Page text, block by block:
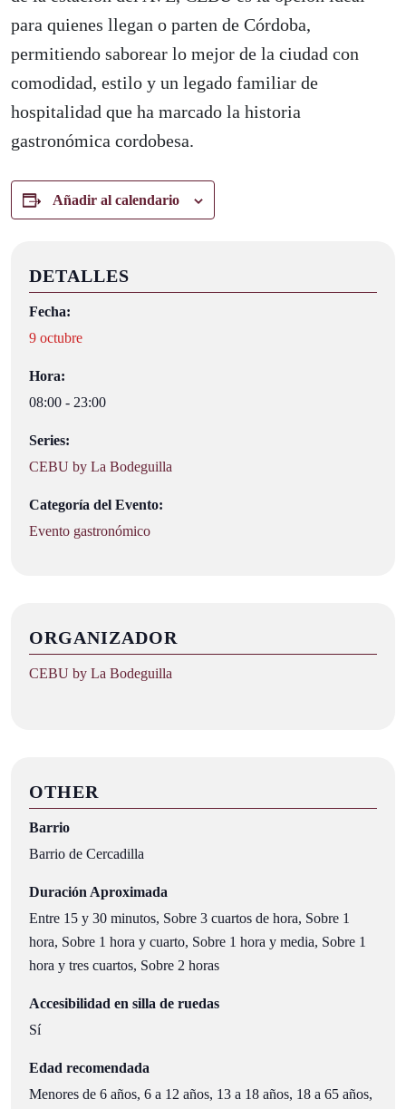
para quienes llegan o parten de Córdoba,
permitiendo saborear lo mejor de la ciudad con
comodidad, estilo y un legado familiar de
hospitalidad que ha marcado la historia
gastronómica cordobesa.
Añadir al calendario
DETALLES
Fecha:
9 octubre
Hora:
08:00 - 23:00
Series:
CEBU by La Bodeguilla
Categoría del Evento:
Evento gastronómico
ORGANIZADOR
CEBU by La Bodeguilla
OTHER
Barrio
Barrio de Cercadilla
Duración Aproximada
Entre 15 y 30 minutos, Sobre 3 cuartos de hora, Sobre 1
hora, Sobre 1 hora y cuarto, Sobre 1 hora y media, Sobre 1
hora y tres cuartos, Sobre 2 horas
Accesibilidad en silla de ruedas
Sí
Edad recomendada
Menores de 6 años, 6 a 12 años, 13 a 18 años, 18 a 65 años,